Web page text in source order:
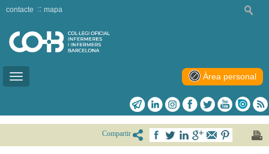
Toggle
contacte mapa
Àrea personal
Compartir